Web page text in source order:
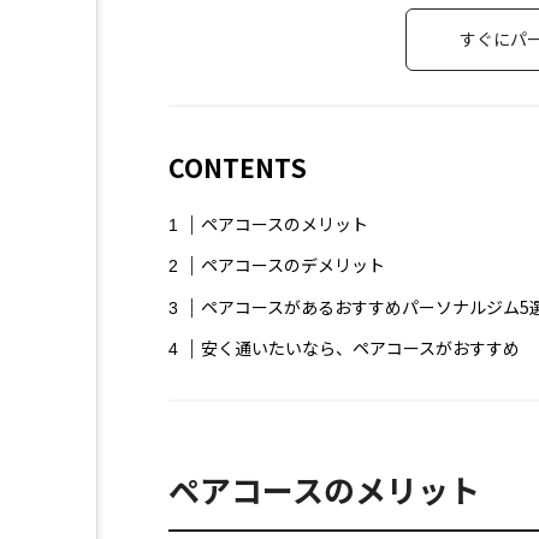
すぐにパ
CONTENTS
ペアコースのメリット
ペアコースのデメリット
ペアコースがあるおすすめパーソナルジム5
安く通いたいなら、ペアコースがおすすめ
ペアコースのメリット
転職おすすめ